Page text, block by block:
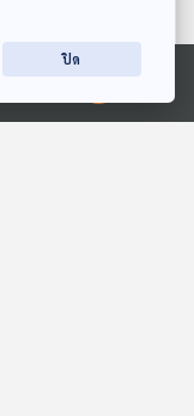
05:33
ปิด